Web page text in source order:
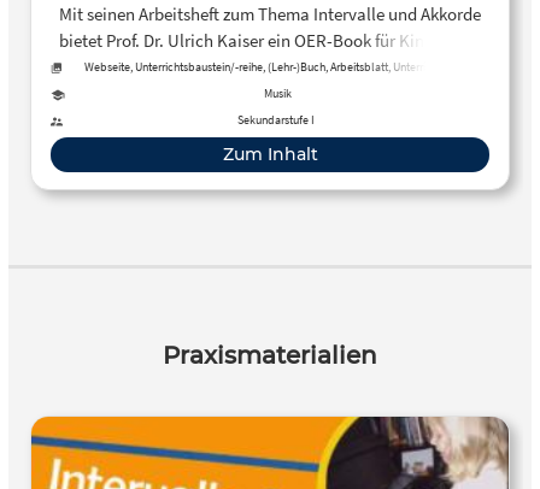
Mit seinen Arbeitsheft zum Thema Intervalle und Akkorde
bietet Prof. Dr. Ulrich Kaiser ein OER-Book für Kinder, das
sowohl für das Eigenstudium als auch für den Einsatz im
Unterricht geeignet ist.
Webseite, Unterrichtsbaustein/-reihe, (Lehr-)Buch, Arbeitsblatt, Unterrichtsplan
Musik
Sekundarstufe I
Zum Inhalt
Praxismaterialien